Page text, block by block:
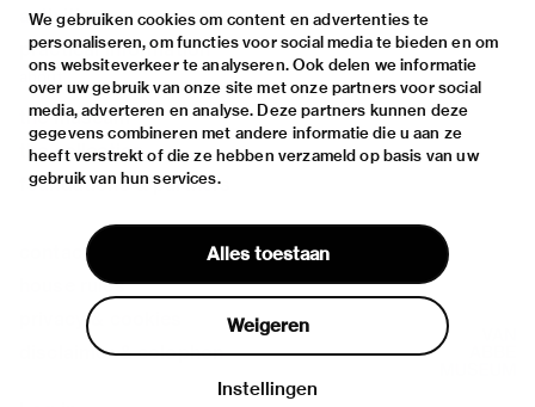
We gebruiken cookies om content en advertenties te
personaliseren, om functies voor social media te bieden en om
ons websiteverkeer te analyseren. Ook delen we informatie
over uw gebruik van onze site met onze partners voor social
media, adverteren en analyse. Deze partners kunnen deze
gegevens combineren met andere informatie die u aan ze
heeft verstrekt of die ze hebben verzameld op basis van uw
gebruik van hun services.
Alles toestaan
Weigeren
Instellingen
activities
practical information
about
the museum
the collection
foundations & partners
contact
house rules
privacy & cookies
disclaimer & colophon